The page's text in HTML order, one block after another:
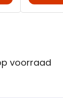
voorraad